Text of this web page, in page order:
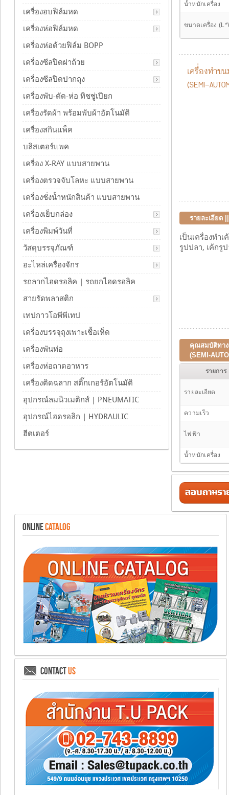
น้ำหนักเครื่อง
ขนาดเครื่อง
เครื่องทำ
(SEMI-
รายละเอียด
เป็นเครื่องทำ
รูปปลา, เค้กรู
คุณสมบัติทาง
(SEMI-
รายการ
รายละเอียด
ความเร็ว
ไฟฟ้า
น้ำหนักเครื่อง
สอบถามรา
เครื่องอบฟิล์มหด
เครื่องห่อฟิล์มหด
เครื่องห่อด้วยฟิล์ม BOPP
เครื่องซีลปิดฝาถ้วย
เครื่องซีลปิดปากถุง
เครื่องพับ-ตัด-ห่อ ทิชชู่เปียก
เครื่องรัดผ้า พร้อมพับผ้าอัตโนมัติ
เครื่องสกินแพ็ค
บลิสเตอร์แพค
เครื่อง X-RAY แบบสายพาน
เครื่องตรวจจับโลหะ แบบสายพาน
เครื่องชั่งน้ำหนักสินค้า แบบสายพาน
เครื่องเย็บกล่อง
เครื่องพิมพ์วันที่
วัสดุบรรจุภัณฑ์
อะไหล่เครื่องจักร
รถลากไฮดรอลิค | รถยกไฮดรอลิค
สายรัดพลาสติก
เทปกาวโอพีพีเทป
เครื่องบรรจุถุงเพาะเชื้อเห็ด
เครื่องพันท่อ
เครื่องห่อถาดอาหาร
เครื่องติดฉลาก สติ๊กเกอร์อัตโนมัติ
อุปกรณ์ลมนิวเมติกส์ | PNEUMATIC
อุปกรณ์ไฮดรอลิก | HYDRAULIC
ฮีตเตอร์
ONLINECATALOG
CONTACTUS